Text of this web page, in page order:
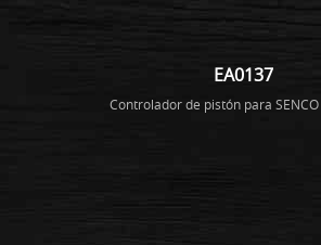
EA0137
Controlador de pistón para SENCO